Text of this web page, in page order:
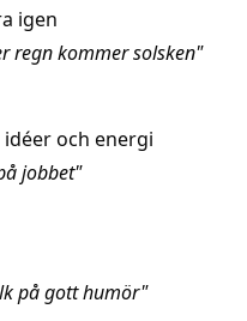
igen
regn kommer solsken"
och energi
jobbet"
på gott humör"